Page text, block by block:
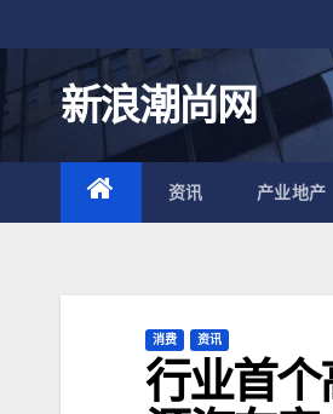
至
内
容
新浪潮尚网
资讯 产业地产
消费 资讯
行业首